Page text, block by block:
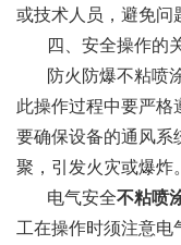
或技术人员，避免问
四、安全操作的
防火防爆不粘喷
此操作过程中要严格
要确保设备的通风系
聚，引发火灾或爆炸。
电气安全不粘喷
工在操作时须注意电